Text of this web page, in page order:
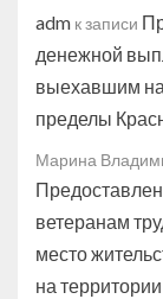
adm к записи
денежной
выехавшим на
пределы
Марина
ветеранам
место
на